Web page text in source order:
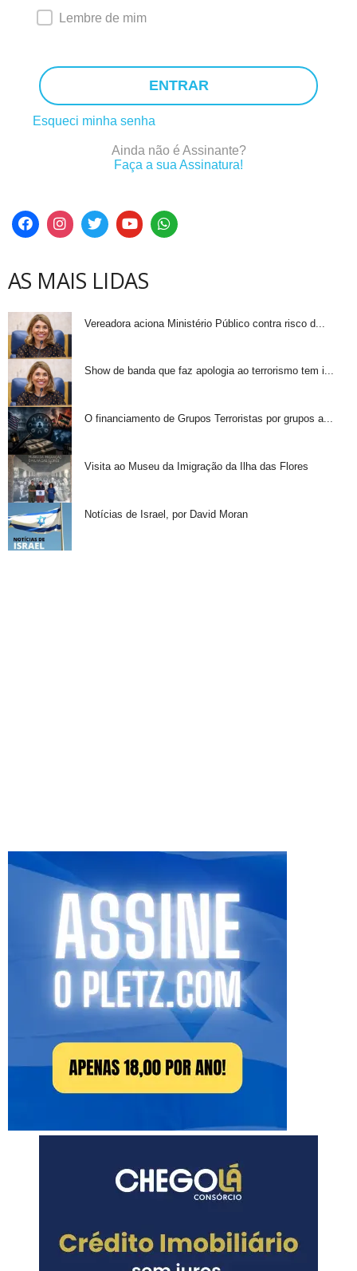
Lembre de mim
ENTRAR
Esqueci minha senha
Ainda não é Assinante?
Faça a sua Assinatura!
AS MAIS LIDAS
Vereadora aciona Ministério Público contra risco d...
Show de banda que faz apologia ao terrorismo tem i...
O financiamento de Grupos Terroristas por grupos a...
Visita ao Museu da Imigração da Ilha das Flores
Notícias de Israel, por David Moran